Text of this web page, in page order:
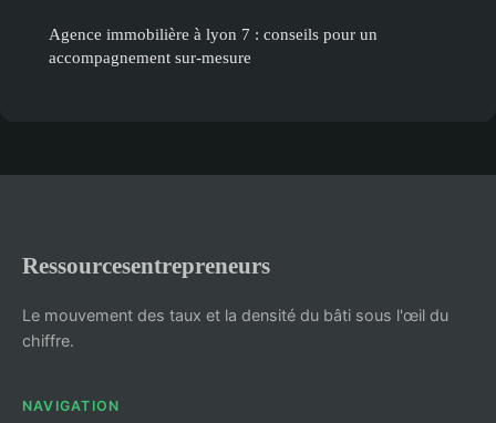
Agence immobilière à lyon 7 : conseils pour un
accompagnement sur-mesure
Ressourcesentrepreneurs
Le mouvement des taux et la densité du bâti sous l'œil du
chiffre.
NAVIGATION